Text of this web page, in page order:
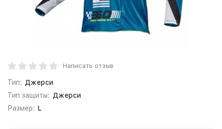
Написать отзыв
Тип: Джерси
Тип защиты: Джерси
Размер: L